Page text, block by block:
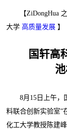
【ZiDongHua 之
大学 高质量发展 】
国轩高科
8月15日上午，国
料联合创新实验室”
化工大学教授陈建